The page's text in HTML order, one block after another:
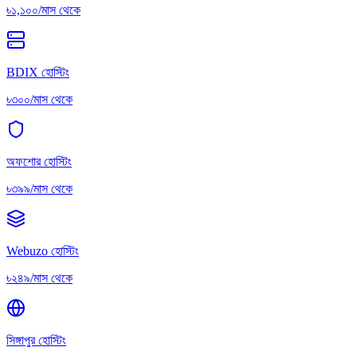
৳১,১০০/মাস থেকে
BDIX হোস্টিং
৳৩০০/মাস থেকে
অফশোর হোস্টিং
৳৩৯৯/মাস থেকে
Webuzo হোস্টিং
৳২৪৯/মাস থেকে
সিঙ্গাপুর হোস্টিং